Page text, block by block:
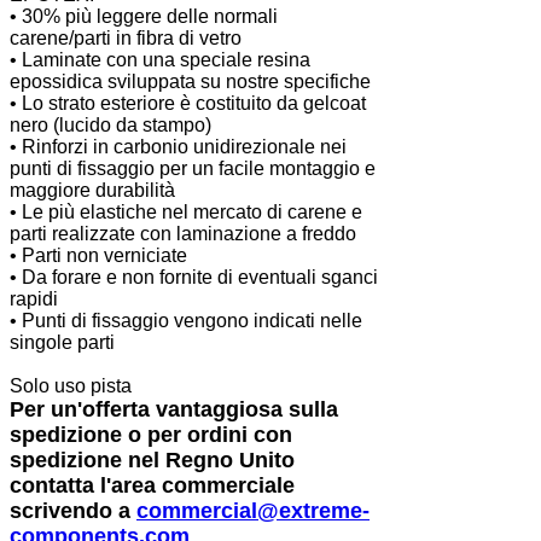
• 30% più leggere delle normali
carene/parti in fibra di vetro
• Laminate con una speciale resina
epossidica sviluppata su nostre specifiche
• Lo strato esteriore è costituito da gelcoat
nero (lucido da stampo)
• Rinforzi in carbonio unidirezionale nei
punti di fissaggio per un facile montaggio e
maggiore durabilità
• Le più elastiche nel mercato di carene e
parti realizzate con laminazione a freddo
• Parti non verniciate
• Da forare e non fornite di eventuali sganci
rapidi
• Punti di fissaggio vengono indicati nelle
singole parti
Solo uso pista
Per un'offerta vantaggiosa sulla
spedizione o per ordini con
spedizione nel Regno Unito
contatta l'area commerciale
scrivendo a commercial@extreme-